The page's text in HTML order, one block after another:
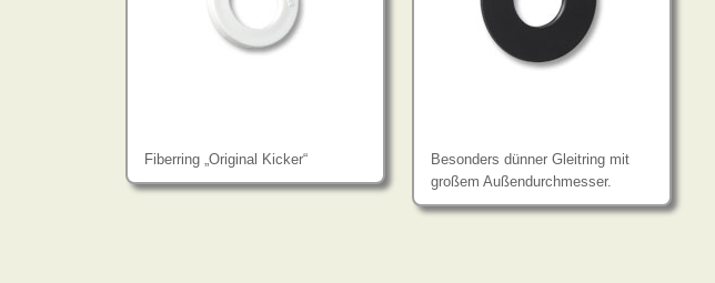
Fiberring „Original Kicker“
Besonders dünner Gleitring mit
großem Außendurchmesser.